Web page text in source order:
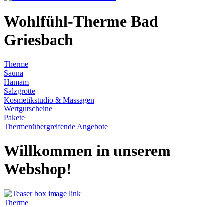
Wohlfühl-Therme Bad
Griesbach
Therme
Sauna
Hamam
Salzgrotte
Kosmetikstudio & Massagen
Wertgutscheine
Pakete
Thermenübergreifende Angebote
Willkommen in unserem
Webshop!
Therme